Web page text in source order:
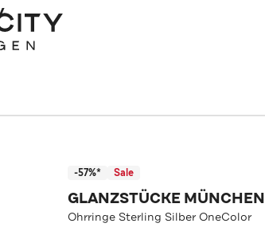
-57%* Sale
GLANZSTÜCKE MÜNCHEN
Ohrringe Sterling Silber OneColor